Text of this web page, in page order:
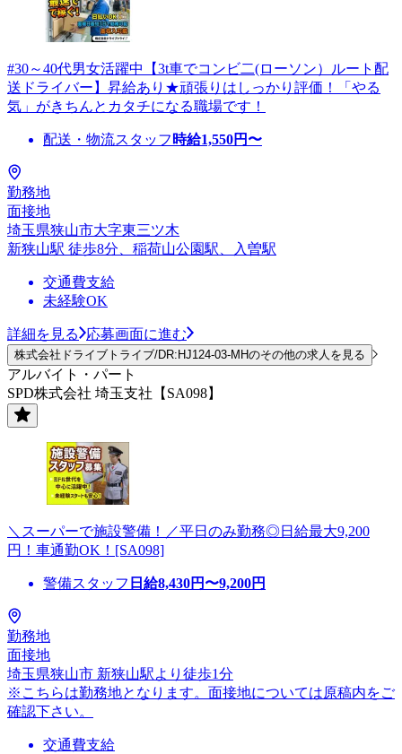
#30～40代男女活躍中【3t車でコンビ二(ローソン）ルート配
送ドライバー】昇給あり★頑張りはしっかり評価！「やる
気」がきちんとカタチになる職場です！
配送・物流スタッフ 時給1,550円〜
勤務地
面接地
埼玉県狭山市大字東三ツ木
新狭山駅 徒歩8分、稲荷山公園駅、入曽駅
交通費支給
未経験OK
詳細を見る 応募画面に進む
株式会社ドライブトライブ/DR:HJ124-03-MHのその他の求人を見る
アルバイト・パート
SPD株式会社 埼玉支社【SA098】
＼スーパーで施設警備！／平日のみ勤務◎日給最大9,200
円！車通勤OK！[SA098]
警備スタッフ 日給8,430円〜9,200円
勤務地
面接地
埼玉県狭山市 新狭山駅より徒歩1分
※こちらは勤務地となります。面接地については原稿内をご
確認下さい。
交通費支給